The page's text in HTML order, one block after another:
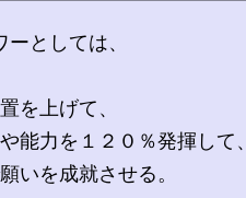
としては、
を上げて、
能力を１２０％発揮して
いを成就させる。